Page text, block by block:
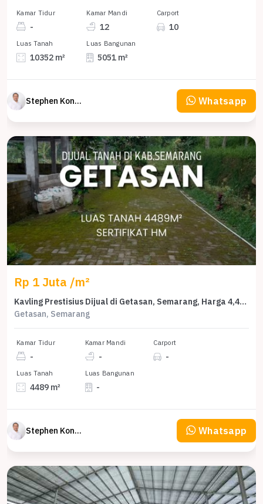
Kamar Tidur
-
Kamar Mandi
12
Carport
10
Luas Tanah
10352 m²
Luas Bangunan
5051 m²
Stephen Konsultan Properti Whatsapp
Rp 1 Juta /m²
Kavling Prestisius Dijual di Getasan, Semarang, Harga 4,48 Miliar
Getasan, Semarang
Kamar Tidur
-
Kamar Mandi
-
Carport
-
Luas Tanah
4489 m²
Luas Bangunan
-
Stephen Konsultan Properti Whatsapp